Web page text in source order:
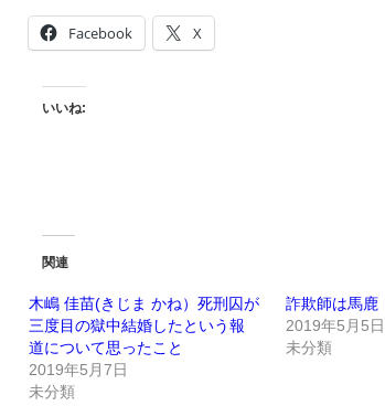
Facebook X
いいね:
関連
木嶋 佳苗(きじま かね）死刑囚が
三度目の獄中結婚したという報
道について思ったこと
2019年5月7日
未分類
詐欺師は馬鹿
2019年5月5日
未分類